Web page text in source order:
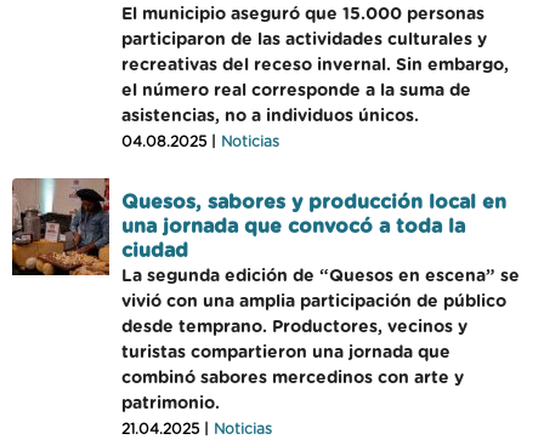
El municipio aseguró que 15.000 personas
participaron de las actividades culturales y
recreativas del receso invernal. Sin embargo,
el número real corresponde a la suma de
asistencias, no a individuos únicos.
04.08.2025 | Noticias
Quesos, sabores y producción local en
una jornada que convocó a toda la
ciudad
La segunda edición de “Quesos en escena” se
vivió con una amplia participación de público
desde temprano. Productores, vecinos y
turistas compartieron una jornada que
combinó sabores mercedinos con arte y
patrimonio.
21.04.2025 | Noticias